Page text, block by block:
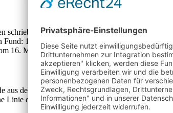
schrieb ich auf diesem Stand einen Post zu dem
Fund: 1725 änderten Graf Casimir von
16. März, weil das Dorf und auch „das
aus dem 18. Jahrhundert. Aus der Entfernung ist
Linie der Üxkülls war in einem Nachbarort